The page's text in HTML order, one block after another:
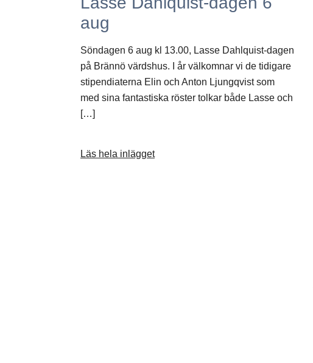
aug
Söndagen 6 aug kl 13.00, Lasse Dahlquist-dagen
på Brännö värdshus. I år välkomnar vi de tidigare
stipendiaterna Elin och Anton Ljungqvist som
med sina fantastiska röster tolkar både Lasse och
[…]
Läs hela inlägget